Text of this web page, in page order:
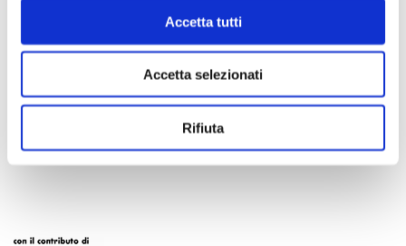
Accetta tutti
Accetta selezionati
Rifiuta
Scopri di più